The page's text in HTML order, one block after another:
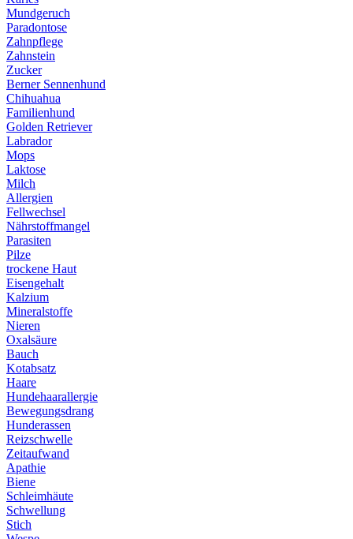
Mundgeruch
Paradontose
Zahnpflege
Zahnstein
Zucker
Berner Sennenhund
Chihuahua
Familienhund
Golden Retriever
Labrador
Mops
Laktose
Milch
Allergien
Fellwechsel
Nährstoffmangel
Parasiten
Pilze
trockene Haut
Eisengehalt
Kalzium
Mineralstoffe
Nieren
Oxalsäure
Bauch
Kotabsatz
Haare
Hundehaarallergie
Bewegungsdrang
Hunderassen
Reizschwelle
Zeitaufwand
Apathie
Biene
Schleimhäute
Schwellung
Stich